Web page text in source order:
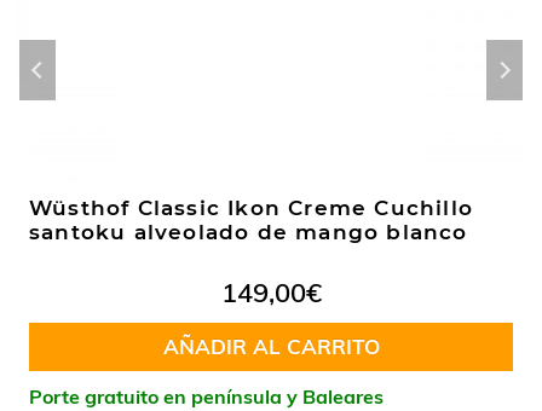
Wüsthof Classic Ikon Creme Cuchillo
santoku alveolado de mango blanco
149,00€
AÑADIR AL CARRITO
Porte gratuito en península y Baleares